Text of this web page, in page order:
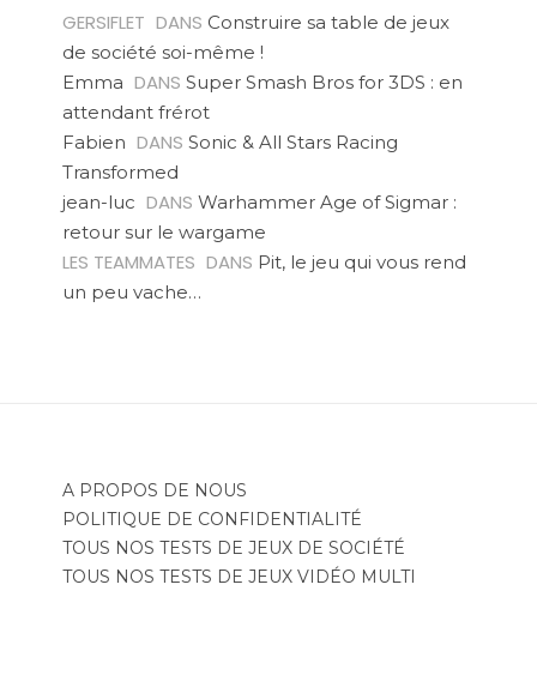
GERSIFLET DANS Construire sa table de jeux
de société soi-même !
Emma DANS Super Smash Bros for 3DS : en
attendant frérot
Fabien DANS Sonic & All Stars Racing
Transformed
jean-luc DANS Warhammer Age of Sigmar :
retour sur le wargame
LES TEAMMATES DANS Pit, le jeu qui vous rend
un peu vache…
A PROPOS DE NOUS
POLITIQUE DE CONFIDENTIALITÉ
TOUS NOS TESTS DE JEUX DE SOCIÉTÉ
TOUS NOS TESTS DE JEUX VIDÉO MULTI